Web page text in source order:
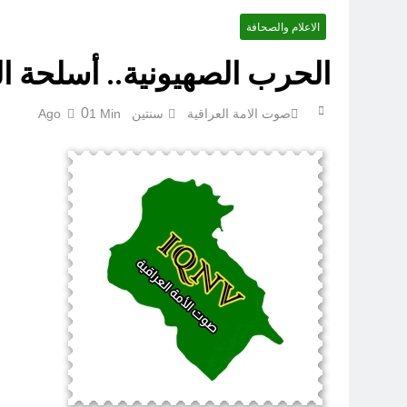
الاعلام والصحافة
الحرب الصهيونية.. أسلحة
صوت الامة العراقية سنتين Ago 01 Min